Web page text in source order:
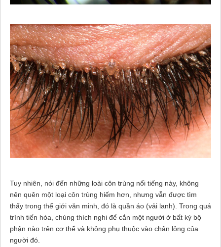
Tuy nhiên, nói đến những loài côn trùng nổi tiếng này, không
nên quên một loại côn trùng hiếm hơn, nhưng vẫn được tìm
thấy trong thế giới văn minh, đó là quần áo (vải lanh). Trong quá
trình tiến hóa, chúng thích nghi để cắn một người ở bất kỳ bộ
phận nào trên cơ thể và không phụ thuộc vào chân lông của
người đó.